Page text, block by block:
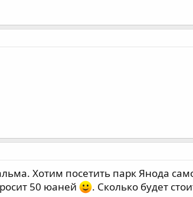
Хотим посетить парк Янода
50 юаней
. Сколько будет